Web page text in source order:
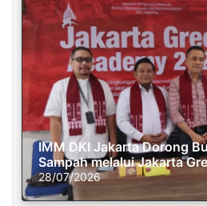
IMM DKI Jakarta Dorong
Sampah melalui Jakarta
28/07/2026